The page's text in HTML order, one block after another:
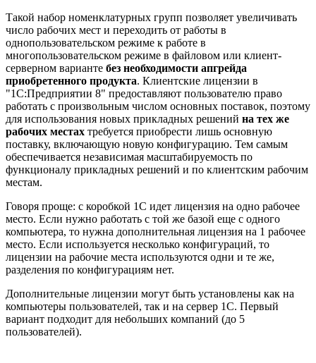
Такой набор номенклатурных групп позволяет увеличивать
число рабочих мест и переходить от работы в
однопользовательском режиме к работе в
многопользовательском режиме в файловом или клиент-
серверном варианте без необходимости апгрейда
приобретенного продукта. Клиентские лицензии в
"1С:Предприятии 8" предоставляют пользователю право
работать с произвольным числом основных поставок, поэтому
для использования новых прикладных решений на тех же
рабочих местах требуется приобрести лишь основную
поставку, включающую новую конфигурацию. Тем самым
обеспечивается независимая масштабируемость по
функционалу прикладных решений и по клиентским рабочим
местам.
Говоря проще: с коробкой 1С идет лицензия на одно рабочее
место. Если нужно работать с той же базой еще с одного
компьютера, то нужна дополнительная лицензия на 1 рабочее
место. Если используется несколько конфигураций, то
лицензии на рабочие места используются одни и те же,
разделения по конфигурациям нет.
Дополнительные лицензии могут быть установлены как на
компьютеры пользователей, так и на сервер 1С. Первый
вариант подходит для небольших компаний (до 5
пользователей).